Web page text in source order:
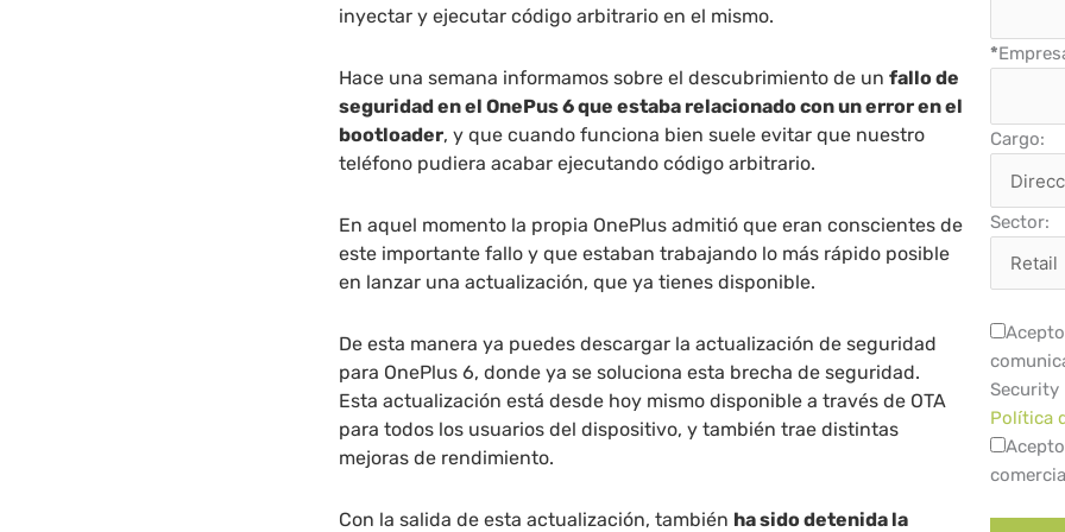
inyectar y ejecutar código arbitrario en el mismo.
Hace una semana informamos sobre el descubrimiento de unfallo de
seguridad en el OnePus 6 que estaba relacionado con un error en el
bootloader, y que cuando funciona bien suele evitar que nuestro
teléfono pudiera acabar ejecutando código arbitrario.
En aquel momento la propia OnePlus admitió que eran conscientes de
este importante fallo y que estaban trabajando lo más rápido posible
en lanzar una actualización, que ya tienes disponible.
De esta manera ya puedes descargar la actualización de seguridad
para OnePlus 6, donde ya se soluciona esta brecha de seguridad.
Esta actualización está desde hoy mismo disponible a través de OTA
para todos los usuarios del dispositivo, y también trae distintas
mejoras de rendimiento.
Con la salida de esta actualización, también ha sido detenida la
*
Cargo:
Sector:
Security
Política